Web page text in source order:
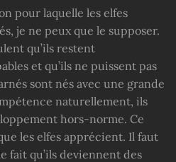
pour laquelle les elfes
je ne peux que le supposer.
qu’ils restent
et qu’ils ne puissent pas
sont nés avec une grande
naturellement, ils
hors-norme. Ce
les elfes apprécient. Il faut
fait qu’ils deviennent des